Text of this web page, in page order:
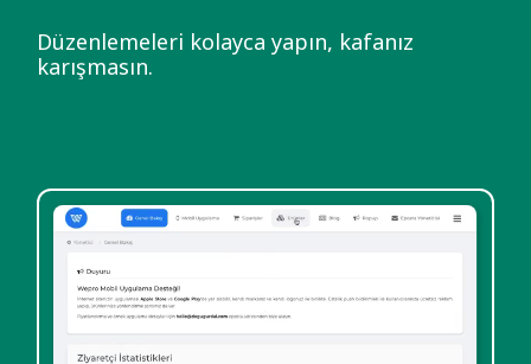
Düzenlemeleri kolayca yapın, kafanız
karışmasın.